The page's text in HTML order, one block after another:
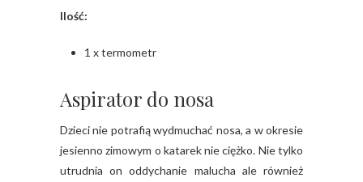
Ilość:
1 x termometr
Aspirator do nosa
Dzieci nie potrafią wydmuchać nosa, a w okresie
jesienno zimowym o katarek nie ciężko. Nie tylko
utrudnia on oddychanie malucha ale również